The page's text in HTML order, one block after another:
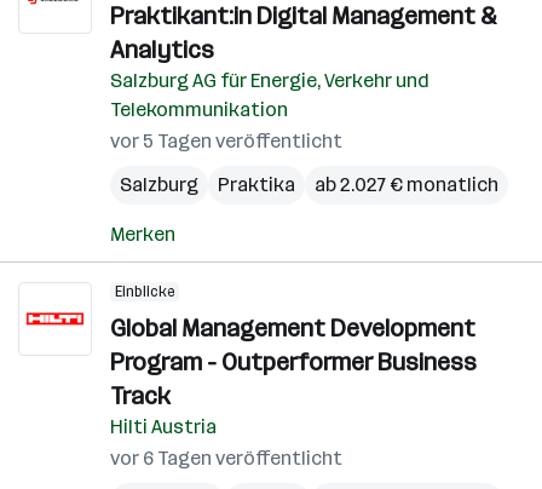
Praktikant:in Digital Management &
Analytics
Salzburg AG für Energie, Verkehr und
Telekommunikation
vor 5 Tagen veröffentlicht
Salzburg
Praktika ab 2.027 € monatlich
Merken
Einblicke
Global Management Development
Program - Outperformer Business
Track
Hilti Austria
vor 6 Tagen veröffentlicht